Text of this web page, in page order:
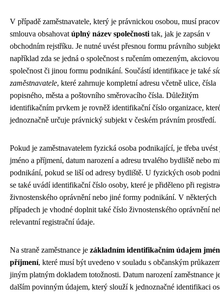
V případě zaměstnavatele, který je právnickou osobou, musí
smlouva obsahovat úplný název společnosti tak, jak je zapsán v
obchodním rejstříku. Je nutné uvést přesnou formu právního
například zda se jedná o společnost s ručením omezeným, akciovou
společnost či jinou formu podnikání. Součástí identifikace je také
zaměstnavatele, které zahrnuje kompletní adresu včetně ulice, čísla
popisného, města a poštovního směrovacího čísla. Důležitým
identifikačním prvkem je rovněž identifikační číslo organizace,
jednoznačně určuje právnický subjekt v českém právním prostředí.
Pokud je zaměstnavatelem fyzická osoba podnikající, je třeba uvést
jméno a příjmení, datum narození a adresu trvalého bydliště nebo
podnikání, pokud se liší od adresy bydliště. U fyzických osob
se také uvádí identifikační číslo osoby, které je přiděleno při
živnostenského oprávnění nebo jiné formy podnikání. V některých
případech je vhodné doplnit také číslo živnostenského oprávnění
relevantní registrační údaje.
Na straně zaměstnance je základním identifikačním údajem
příjmení, které musí být uvedeno v souladu s občanským
jiným platným dokladem totožnosti. Datum narození zaměstnance
dalším povinným údajem, který slouží k jednoznačné identifikaci